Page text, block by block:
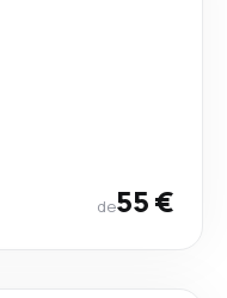
de55 €